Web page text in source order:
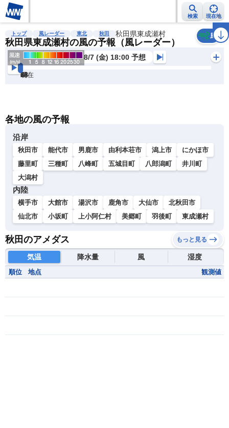
検索 現在地
雨雲レーダー 台風情報 地震情報 警報・注意報 2週間天気 ラ
トップ 風レーダー 東北 秋田 秋田県東成瀬村
秋田県東成瀬村の風の予報（風レーダー）
風
8/7 (金) 18:00 予想
現在
6h
12
24
36
48
60
72
各地の風の予報
沿岸
秋田市 能代市 男鹿市 由利本荘市 潟上市
にかほ市
藤里町
三種町 八峰町 五城目町 八郎潟町
井川町
大潟村
内陸
横手市 大館市 湯沢市 鹿角市 大仙市
北秋田市
仙北市
小坂町 上小阿仁村 美郷町 羽後町 東成瀬村
秋田のアメダス もっと見る
気温 降水量 風 湿度
順位 地点 観測値